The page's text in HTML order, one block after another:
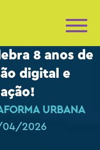
L
T
R
N
8 anos de
digital e
URBANA
04/2026